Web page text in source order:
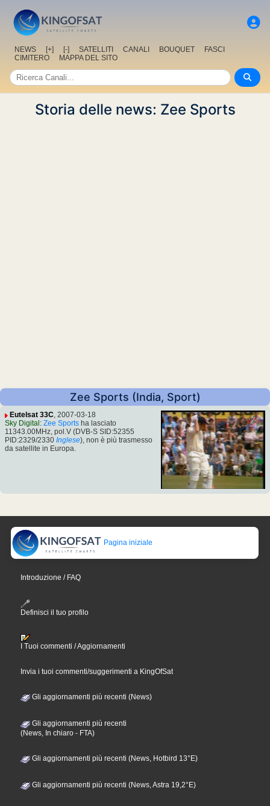
NEWS [+] [-] SATELLITI CANALI BOUQUET
FASCI
CIMITERO
MAPPA DEL SITO
Storia delle news: Zee Sports
Zee Sports (India, Sport)
Eutelsat 33C, 2007-03-18
Sky Digital : Zee Sports ha lasciato
11343.00MHz, pol.V (DVB-S SID:52355
PID:2329/2330 Inglese), non è più trasmesso
da satellite in Europa.
Pagina iniziale
Introduzione / FAQ
Definisci il tuo profilo
I Tuoi commenti / Aggiornamenti
Invia i tuoi commenti/suggerimenti a KingOfSat
Gli aggiornamenti più recenti (News)
Gli aggiornamenti più recenti
(News, In chiaro - FTA)
Gli aggiornamenti più recenti (News, Hotbird 13°E)
Gli aggiornamenti più recenti (News, Astra 19,2°E)